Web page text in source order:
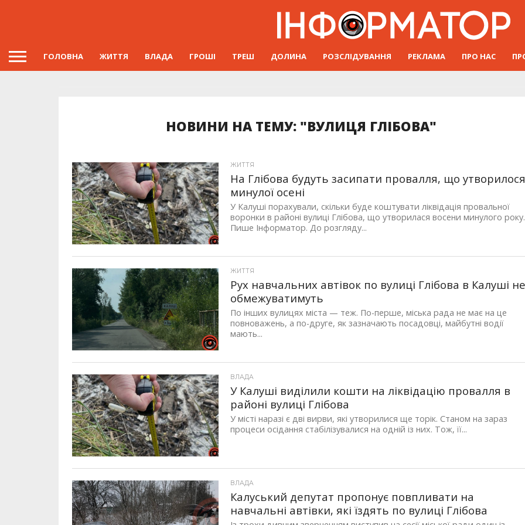
ГОЛОВНА ЖИТТЯ ВЛАДА ГРОШІ ТРЕШ ДОЛИНА РОЗСЛІДУВАННЯ РЕКЛАМА ПРО НАС
НОВИНИ НА ТЕМУ: "ВУЛИЦЯ ГЛІБОВА"
ЖИТТЯ
На Глібова будуть засипати провалля, що
минулої осені
У Калуші порахували, скільки буде коштувати ліквідація провальної
воронки в районі вулиці Глібова, що утворилася восени минулого
Пише Інформатор. До розгляду...
ЖИТТЯ
Рух навчальних автівок по вулиці Глібова в Калуші
обмежуватимуть
По інших вулицях міста — теж. По-перше, міська рада не має на це
повноважень, а по-друге, як зазначають посадовці, майбутні водії
мають...
ВЛАДА
У Калуші виділили кошти на ліквідацію провалля в
районі вулиці Глібова
У місті наразі є дві вирви, які утворилися ще торік. Станом на зараз
процеси осідання стабілізувалися на одній із них. Тож, її...
ВЛАДА
Калуський депутат пропонує повпливати на
навчальні автівки, які їздять по вулиці Глібова